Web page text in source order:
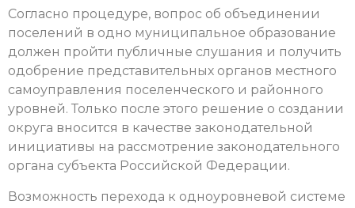
Согласно процедуре, вопрос об объединении
поселений в одно муниципальное образование
должен пройти публичные слушания и получить
одобрение представительных органов местного
самоуправления поселенческого и районного
уровней. Только после этого решение о создании
округа вносится в качестве законодательной
инициативы на рассмотрение законодательного
органа субъекта Российской Федерации.
Возможность перехода к одноуровневой системе